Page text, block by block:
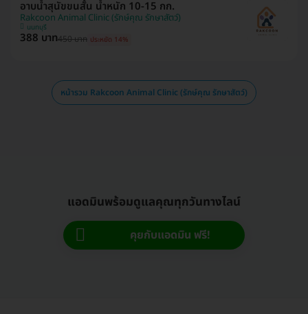
อาบน้ำสุนัขขนสั้น น้ำหนัก 10-15 กก.
Rakcoon Animal Clinic (รักษ์คุณ รักษาสัตว์)
นนทบุรี
388 บาท450 บาท ประหยัด 14%
หน้ารวม Rakcoon Animal Clinic (รักษ์คุณ รักษาสัตว์)
แอดมินพร้อมดูแลคุณทุกวันทางไลน์
คุยกับแอดมิน ฟรี!